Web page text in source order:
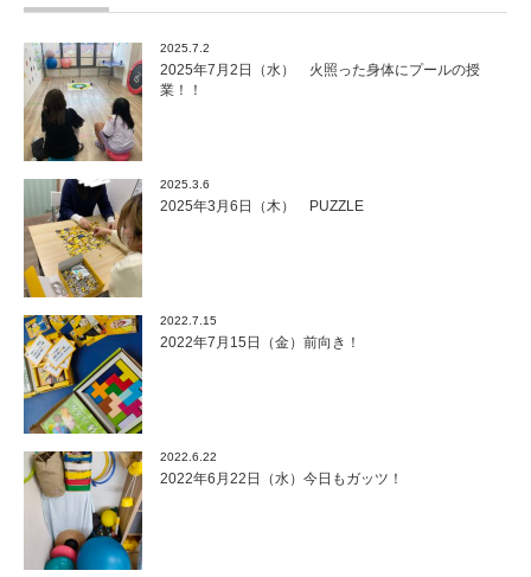
2025.7.2
2025年7月2日（水） 火照った身体にプールの授
業！！
2025.3.6
2025年3月6日（木） PUZZLE
2022.7.15
2022年7月15日（金）前向き！
2022.6.22
2022年6月22日（水）今日もガッツ！